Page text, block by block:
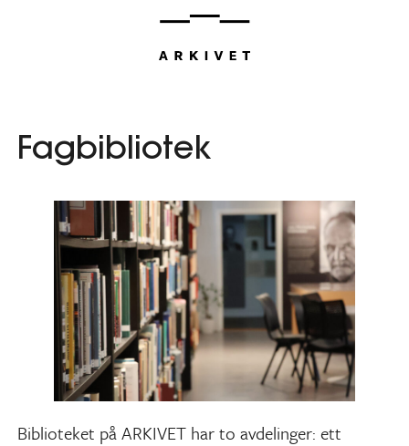
Fagbibliotek
Biblioteket på ARKIVET har to avdelinger: ett